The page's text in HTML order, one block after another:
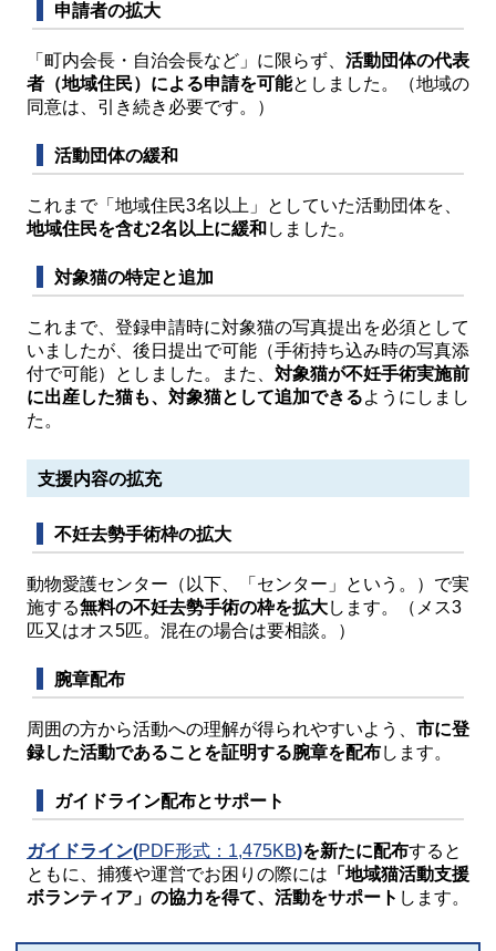
申請者の拡大
「町内会長・自治会長など」に限らず、 活動団体の代表
者（地域住民）による申請を可能としました。（地域の
同意は、引き続き必要です。）
活動団体の緩和
これまで「地域住民3名以上」としていた活動団体を、
地域住民を含む2名以上に緩和 しました。
対象猫の特定と追加
これまで、登録申請時に対象猫の写真提出を必須として
いましたが、後日提出で可能（手術持ち込み時の写真添
付で可能）としました。また、 対象猫が不妊手術実施前
に出産した猫も、対象猫として追加できるようにしまし
た。
支援内容の拡充
不妊去勢手術枠の拡大
動物愛護センター（以下、「センター」という。）で実
施する無料の不妊去勢手術の枠を拡大します。（メス3
匹又はオス5匹。混在の場合は要相談。）
腕章配布
周囲の方から活動への理解が得られやすいよう、 市に登
録した活動であることを証明する腕章を配布します。
ガイドライン配布とサポート
ガイドライン(PDF形式：1,475KB)を新たに配布すると
ともに、捕獲や運営でお困りの際には 「地域猫活動支援
ボランティア」の協力を得て、活動をサポート します。